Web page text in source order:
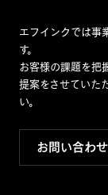
エフインクでは事
す。
お客様の課題を把
提案をさせていた
い。
お問い合わせ